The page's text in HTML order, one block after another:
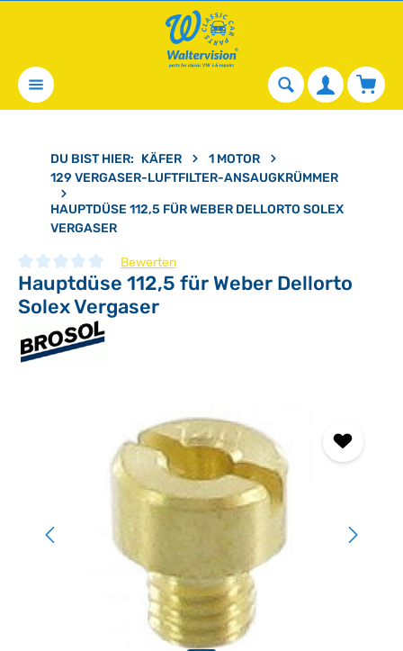
DU BIST HIER: KÄFER
1 MOTOR
129 VERGASER-LUFTFILTER-ANSAUGKRÜMMER
HAUPTDÜSE 112,5 FÜR WEBER DELLORTO SOLEX
VERGASER
Durchschnittliche Bewertung von 0 von 5 Sternen
Bewerten
Hauptdüse 112,5 für Weber Dellorto
Solex Vergaser